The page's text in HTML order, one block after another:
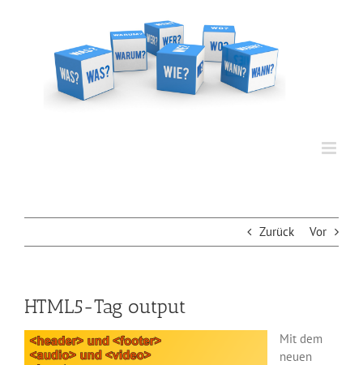
Zurück Vor
HTML5-Tag output
Mit dem
neuen